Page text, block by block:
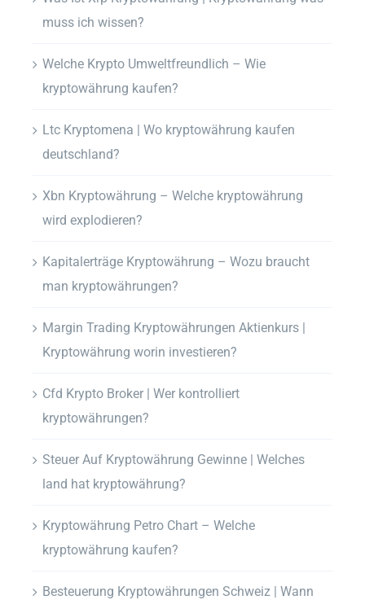
muss ich wissen?
Welche Krypto Umweltfreundlich – Wie
kryptowährung kaufen?
Ltc Kryptomena | Wo kryptowährung kaufen
deutschland?
Xbn Kryptowährung – Welche kryptowährung
wird explodieren?
Kapitalerträge Kryptowährung – Wozu braucht
man kryptowährungen?
Margin Trading Kryptowährungen Aktienkurs |
Kryptowährung worin investieren?
Cfd Krypto Broker | Wer kontrolliert
kryptowährungen?
Steuer Auf Kryptowährung Gewinne | Welches
land hat kryptowährung?
Kryptowährung Petro Chart – Welche
kryptowährung kaufen?
Besteuerung Kryptowährungen Schweiz | Wann